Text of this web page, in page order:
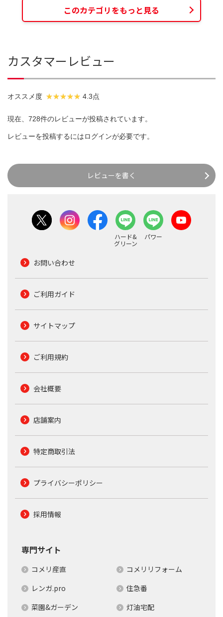
このカテゴリをもっと見る
カスタマーレビュー
オススメ度 4.3点
現在、728件のレビューが投稿されています。
レビューを投稿するにはログインが必要です。
レビューを書く
ハード&
グリーン
パワー
お問い合わせ
ご利用ガイド
サイトマップ
ご利用規約
会社概要
店舗案内
特定商取引法
プライバシーポリシー
採用情報
専門サイト
コメリ産直
コメリリフォーム
レンガ.pro
住急番
菜園&ガーデン
灯油宅配